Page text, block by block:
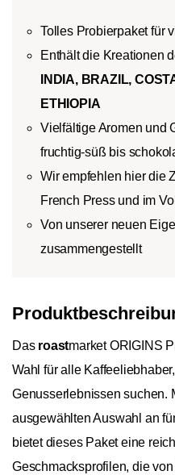
Tolles Probierpaket für
Enthält die Kreationen
INDIA, BRAZIL,
ETHIOPIA
Vielfältige Aromen und
fruchtig-süß bis
Wir empfehlen hier die
French Press und im
Von unserer neuen
zusammengestellt
Das roastmarket ORIGINS
Wahl für alle
Genusserlebnissen suchen.
ausgewählten Auswahl an
bietet dieses Paket eine
Geschmacksprofilen, die